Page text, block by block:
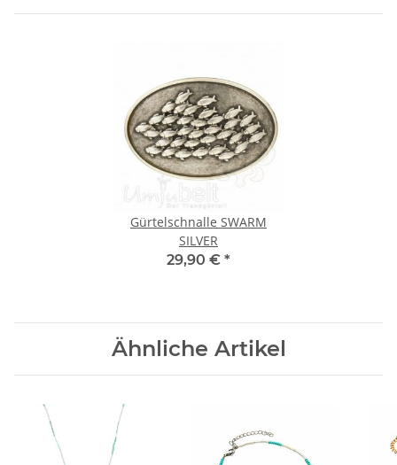
Gürtelschnalle SWARM
SILVER
29,90 € *
Ähnliche Artikel